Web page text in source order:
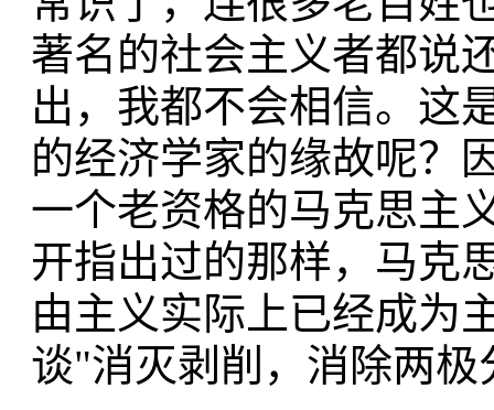
著名的社会主义者都说
出，我都不会相信。这
的经济学家的缘故呢？
一个老资格的马克思主
开指出过的那样，马克
由主义实际上已经成为
谈"消灭剥削，消除两